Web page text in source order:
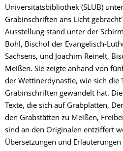
Universitätsbibliothek (SLUB)
Grabinschriften ans Licht
Ausstellung stand unter der
Bohl, Bischof der Evangelisch-
Sachsens, und Joachim Reinelt,
Meißen. Sie zeigte anhand von
der Wettinerdynastie, wie sich die
Grabinschriften gewandelt hat.
Texte, die sich auf Grabplatten,
den Grabstätten zu Meißen,
sind an den Originalen entziffert
Übersetzungen und